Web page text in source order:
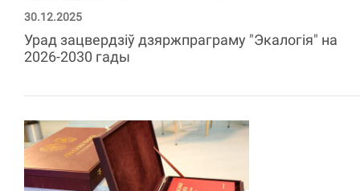
30.12.2025
Урад зацвердзіў дзяржпраграму "Экалогія" на
2026-2030 гады